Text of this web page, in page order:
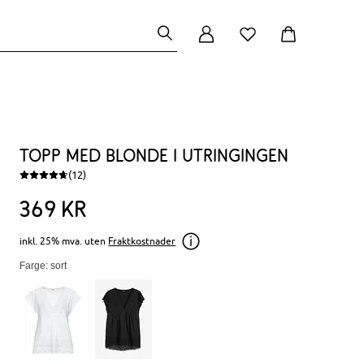
Topp med blonde i utringingen
(12)
369 kr
inkl. 25% mva. uten Fraktkostnader
Farge: sort